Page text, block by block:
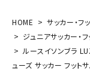
HOME
サッカー・フ
ジュニアサッカー・
ルースイソンブラ
ューズ サッカー フッ